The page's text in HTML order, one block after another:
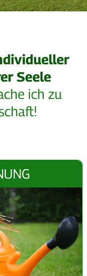
Seele
ich zu